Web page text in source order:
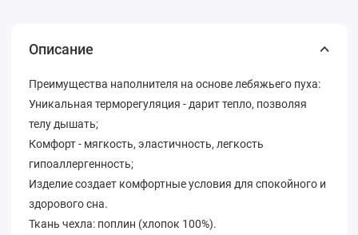
Описание
Преимущества наполнителя на основе лебяжьего пуха:
Уникальная терморегуляция - дарит тепло, позволяя
телу дышать;
Комфорт - мягкость, эластичность, легкость
гипоаллергенность;
Изделие создает комфортные условия для спокойного и
здорового сна.
Ткань чехла: поплин (хлопок 100%).